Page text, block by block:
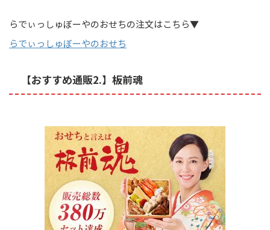
らでぃっしゅぼーやのおせちの注文はこちら▼
らでぃっしゅぼーやのおせち
【おすすめ通販2.】板前魂